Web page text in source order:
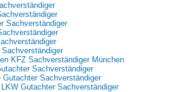
Sachverständiger
KFZ Sachverständiger München
Sachverständiger
Gutachter Sachverständiger
Gutachter Sachverständiger